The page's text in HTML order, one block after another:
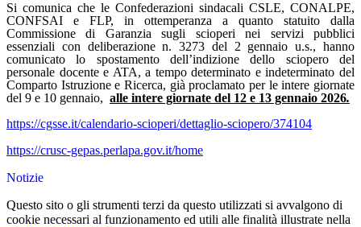
Si comunica che le Confederazioni sindacali CSLE, CONALPE,
CONFSAI e FLP, in ottemperanza a quanto statuito dalla
Commissione di Garanzia sugli scioperi nei servizi pubblici
essenziali con deliberazione n. 3273 del 2 gennaio u.s., hanno
comunicato lo spostamento dell’indizione dello sciopero del
personale docente e ATA, a tempo determinato e indeterminato del
Comparto Istruzione e Ricerca, già proclamato per le intere giornate
del 9 e 10 gennaio, alle intere giornate del 12 e 13 gennaio 2026.
https://cgsse.it/calendario-scioperi/dettaglio-sciopero/374104
https://crusc-gepas.perlapa.gov.it/home
Notizie
Questo sito o gli strumenti terzi da questo utilizzati si avvalgono di
cookie necessari al funzionamento ed utili alle finalità illustrate nella